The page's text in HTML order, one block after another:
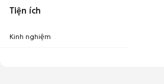
Tiện ích
Kinh nghiệm